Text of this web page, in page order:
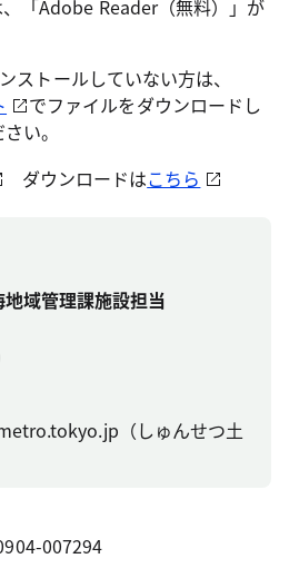
「Adobe Reader（無料）」が
ストールしていない方は、
でファイルをダウンロードし
い。
ダウンロードはこちら
域管理課施設担当
（しゅんせつ土
007294